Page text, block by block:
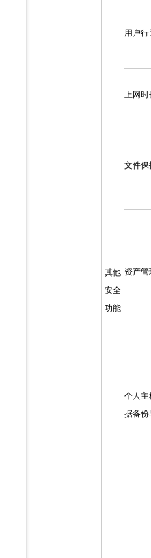
其他
安全
功能
用户
上网时
文件保
资产管
个人主
据备份